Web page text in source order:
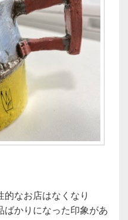
なお店はなくなり
ばかりになった印象があ